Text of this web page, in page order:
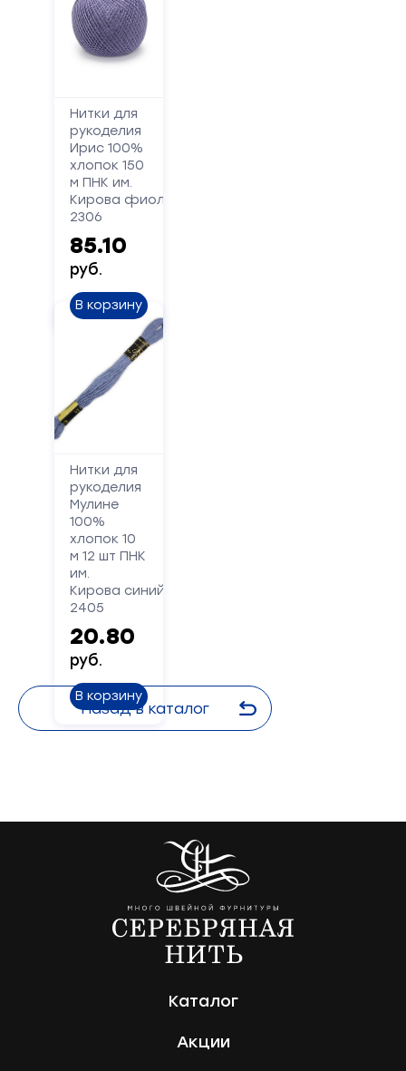
Нитки для
рукоделия
Ирис 100%
хлопок 150
м ПНК им.
Кирова фиолетовый
2306
85.10
руб.
В корзину
Нитки для
рукоделия
Мулине
100%
хлопок 10
м 12 шт ПНК
им.
Кирова синий
2405
20.80
руб.
В корзину
Назад в каталог
Каталог
Акции